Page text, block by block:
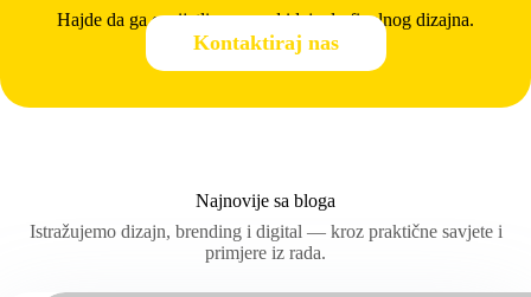
Hajde da ga osvijetlimo — od ideje do finalnog dizajna.
Kontaktiraj nas
Najnovije sa bloga
Istražujemo dizajn, brending i digital — kroz praktične savjete i
primjere iz rada.